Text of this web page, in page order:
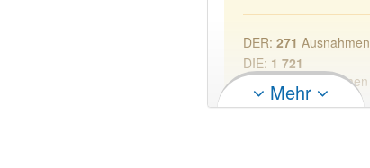
DER: 271 Ausnahmen
DIE: 1 721
DAS:
Ausnahmen
Mehr